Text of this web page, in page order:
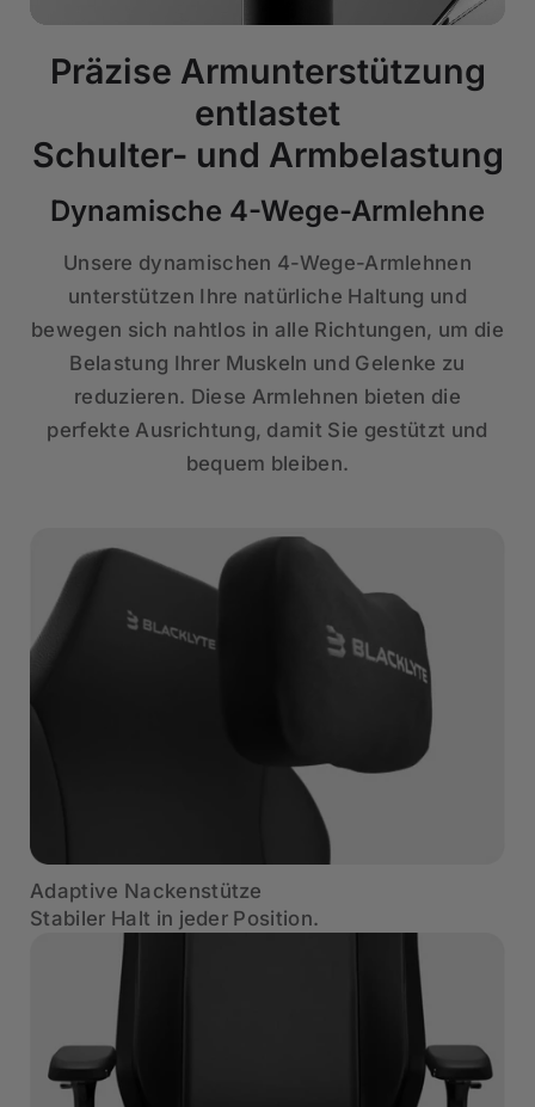
Präzise Armunterstützung
entlastet
Schulter- und Armbelastung
Dynamische 4-Wege-Armlehne
Unsere dynamischen 4-Wege-Armlehnen
unterstützen Ihre natürliche Haltung und
bewegen sich nahtlos in alle Richtungen, um die
Belastung Ihrer Muskeln und Gelenke zu
reduzieren. Diese Armlehnen bieten die
perfekte Ausrichtung, damit Sie gestützt und
bequem bleiben.
Adaptive Nackenstütze
Stabiler Halt in jeder Position.